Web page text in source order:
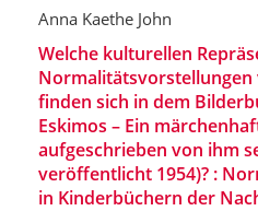
Anna Kaethe John
Welche kulturellen
finden sich in dem
Eskimos – Ein
aufgeschrieben von ihm
veröffentlicht 1954)? :
in Kinderbüchern der